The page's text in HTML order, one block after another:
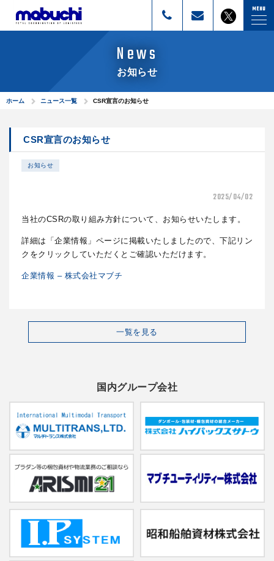
MENU
News
お知らせ
ホーム ニュース一覧 CSR宣言のお知らせ
CSR宣言のお知らせ
お知らせ
2025/04/02
当社のCSRの取り組み方針について、お知らせいたします。
詳細は「企業情報」ページに掲載いたしましたので、下記リン
クをクリックしていただくとご確認いただけます。
企業情報 – 株式会社マブチ
一覧を見る
国内グループ会社